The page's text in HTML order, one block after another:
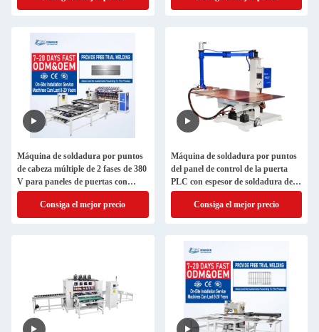
Máquina de soldadura por puntos
de cabeza múltiple de 2 fases de 380
V para paneles de puertas con
espesor de soldadura de 3+3 mm
Consiga el mejor precio
Máquina de soldadura por puntos
del panel de control de la puerta
PLC con espesor de soldadura de
3+3 mm y potencia de 380V de 2
Consiga el mejor precio